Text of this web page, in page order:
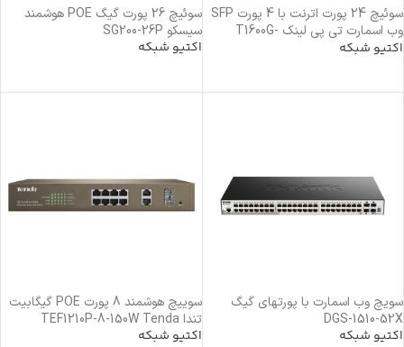
سوئیچ 24 پورت اترنت با 4 پورت SFP
وب اسمارت تی پی لینک T1600G-
28TS(TL-SG2424) TP-Link
اکتیو شبکه
سوئیچ 26 پورت گیگ POE هوشمند
سیسکو SG200-26P
اکتیو شبکه
سویچ وب اسمارت با پورتهای گیگ
DGS-1510-52X
اکتیو شبکه
سوییچ هوشمند 8 پورت POE گیگابیت
تندا TEF1210P-8-150W Tenda
اکتیو شبکه